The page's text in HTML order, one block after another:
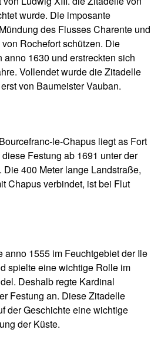
wurde. Die imposante
des Flusses Charente und
Rochefort schützen. Die
1630 und erstreckten sich
Vollendet wurde die Zitadelle
von Baumeister Vauban.
le-Chapus liegt as Fort
Festung ab 1691 unter der
Die 400 Meter lange Landstraße,
Chapus verbindet, ist bei Flut
anno 1555 im Feuchtgebiet der Ile
spielte eine wichtige Rolle im
Deshalb regte Kardinal
Festung an. Diese Zitadelle
der Geschichte eine wichtige
der Küste.